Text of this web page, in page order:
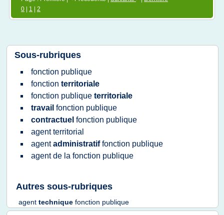
0
1 2
Sous-rubriques
fonction publique
fonction territoriale
fonction publique territoriale
travail fonction publique
contractuel fonction publique
agent territorial
agentadministratiffonction publique
agentde la fonction publique
Autres sous-rubriques
agent technique fonction publique